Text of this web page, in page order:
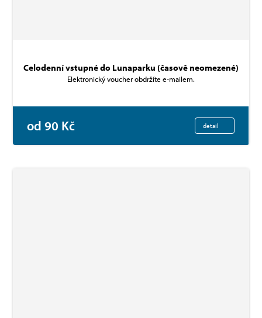
Celodenní vstupné do Lunaparku (časově neomezené)
Elektronický voucher obdržíte e-mailem.
od 90 Kč detail